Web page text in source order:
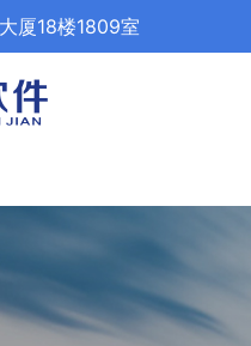
厦18楼1809室